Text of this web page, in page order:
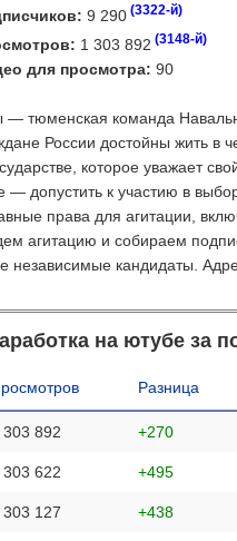
9 290 (3322-й)
1 303 892 (3148-й)
для просмотра: 90
— тюменская команда
России достойны жить в
которое уважает
допустить к участию в
права для агитации,
агитацию и собираем
независимые кандидаты.
на ютубе за
Разница
303 892 +270
303 622 +495
303 127 +438